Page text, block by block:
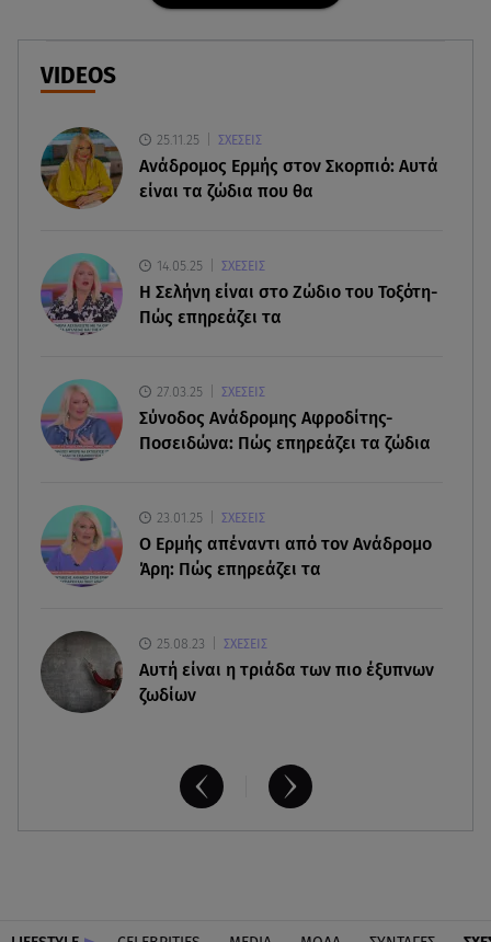
Θρίλερ στον Λυκαβηττό: Βρέθηκε σορός σε
ΑΜΜΟΣ - Η πρώτη ανάγνωση (αναλόγιο) στο
θέατρο Άβατον
το φονικό τροχαίο
08.08.26 , 13:06
08.08.26 , 12:42
Κρήτη: Η Αστυνομία διαψεύδει την απόπειρα
ασέλγειας σε ανήλικη
08.08.26 , 12:30
Πρωταγωνίστρια της Λάμψης: «Στο θέατρο με
σνόμπαραν πάρα πολύ»
VIDEOS
25.11.25 ΣΧΕΣΕΙΣ
Ανάδρομος Ερμής στον Σκορπιό: Αυτά
είναι τα ζώδια που θα
14.05.25 ΣΧΕΣΕΙΣ
H Σελήνη είναι στο Ζώδιο του Τοξότη-
Πώς επηρεάζει τα
27.03.25 ΣΧΕΣΕΙΣ
Σύνοδος Ανάδρομης Αφροδίτης-
Ποσειδώνα: Πώς επηρεάζει τα ζώδια
23.01.25 ΣΧΕΣΕΙΣ
Ο Ερμής απέναντι από τον Ανάδρομο
Άρη: Πώς επηρεάζει τα
25.08.23 ΣΧΕΣΕΙΣ
Aυτή είναι η τριάδα των πιο έξυπνων
ζωδίων